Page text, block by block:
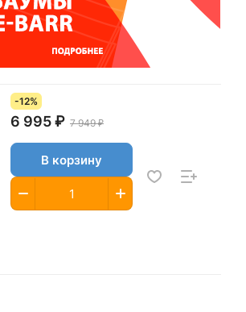
-12%
6 995 ₽ 7 949 ₽
В корзину